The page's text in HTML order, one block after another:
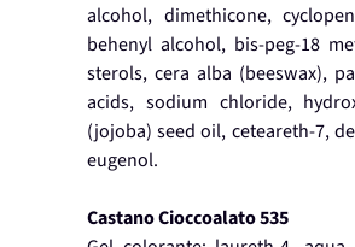
alcohol, dimethicone,
behenyl alcohol, bis-peg-18
sterols, cera alba (beeswax),
acids, sodium chloride,
(jojoba) seed oil, ceteareth-7,
eugenol.
Castano Cioccoalato 535